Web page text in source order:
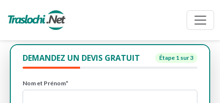
DEMANDEZ UN DEVIS GRATUIT Étape 1 sur 3
Nom et Prénom*